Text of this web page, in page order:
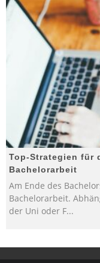
Top-Strategien für
Bachelorarbeit
Am Ende des
Bachelorarbeit.
der Uni oder F...